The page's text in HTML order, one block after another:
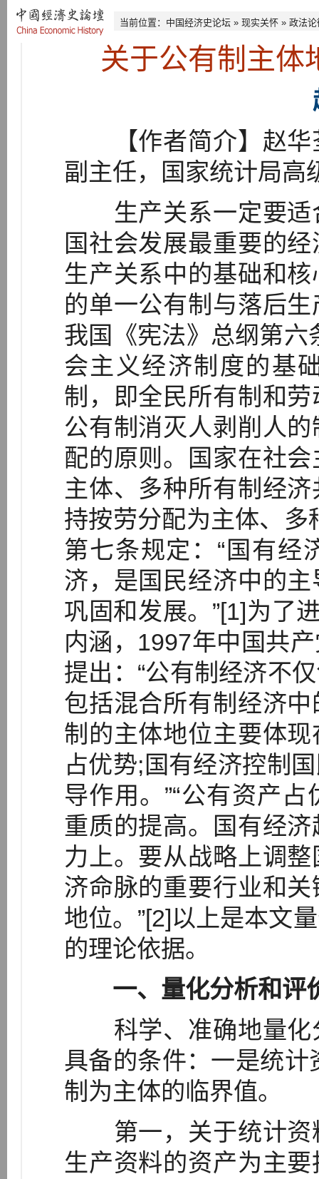
当前位置： 中国经济史论坛 » 现实关怀 » 政法论
关于公有制主体
【作者简介】赵华
副主任，国家统计局
生产关系一定要适
国社会发展最重要的
生产关系中的基础和
的单一公有制与落后
我国《宪法》总纲第六
会主义经济制度的基
制，即全民所有制和
公有制消灭人剥削人
配的原则。国家在社
主体、多种所有制经
持按劳分配为主体、多
第七条规定：“国有经
济，是国民经济中的
巩固和发展。”[1]为了
内涵，1997年中国共
提出：“公有制经济不
包括混合所有制经济
制的主体地位主要体
占优势;国有经济控制
导作用。”“公有资产
重质的提高。国有经
力上。要从战略上调
济命脉的重要行业和
地位。”[2]以上是本文
的理论依据。
一、量化分析和评
科学、准确地量化
具备的条件：一是统
制为主体的临界值。
第一，关于统计资
生产资料的资产为主